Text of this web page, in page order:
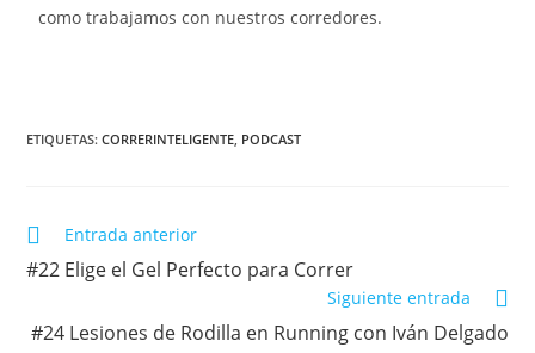
como trabajamos con nuestros corredores.
ETIQUETAS:CORRERINTELIGENTE PODCAST
Entrada anterior
#22 Elige el Gel Perfecto para Correr
Siguiente entrada
#24 Lesiones de Rodilla en Running con Iván Delgado